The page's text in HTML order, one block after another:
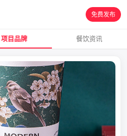
免费发布
项目品牌 餐饮资讯